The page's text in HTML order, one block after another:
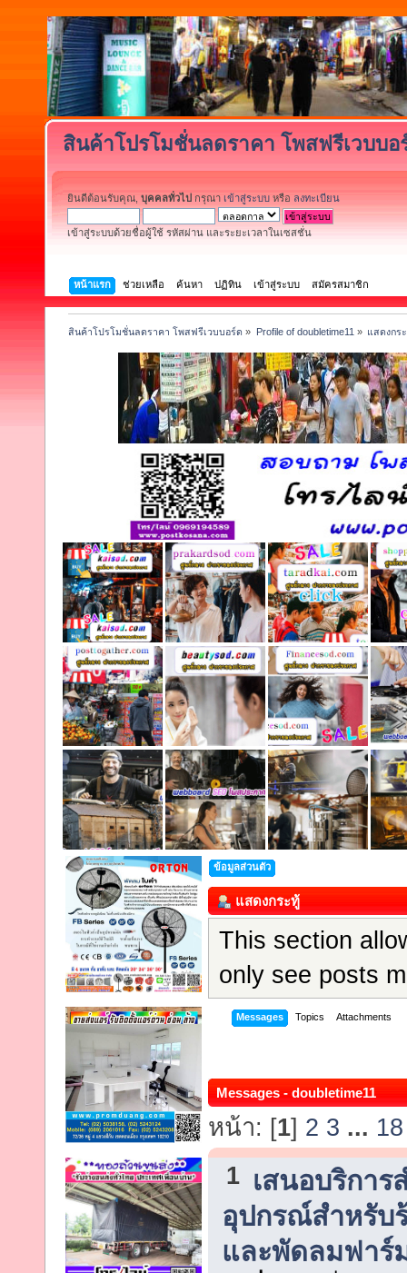
สินค้าโปรโมชั่นลดราคา โพสฟรีเวบบอ
ยินดีต้อนรับคุณ, บุคคลทั่วไป กรุณา เข้าสู่ระบบ หรือ ลงทะเบียน
เข้าสู่ระบบด้วยชื่อผู้ใช้ รหัสผ่าน และระยะเวลาในเซสชั่น
หน้าแรก ช่วยเหลือ ค้นหา ปฏิทิน เข้าสู่ระบบ สมัครสมาชิก
สินค้าโปรโมชั่นลดราคา โพสฟรีเวบบอร์ด » Profile of doubletime11 » แสดงกร
ข้อมูลส่วนตัว
แสดงกระทู้
This section
only see posts
Messages Topics Attachments
Messages - doubletime11
หน้า: [1] 2 3 ... 18
1 เสนอบริการ
อุปกรณ์สำหรับ
และพัดลมฟาร์